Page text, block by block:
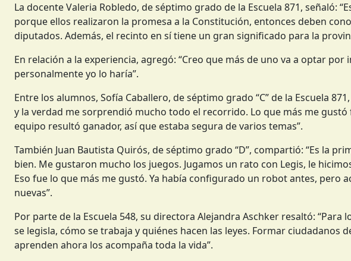
La docente Valeria Robledo, de séptimo grado de la Escuela 871, señaló:
porque ellos realizaron la promesa a la Constitución, entonces deben
diputados. Además, el recinto en sí tiene un gran significado para la
En relación a la experiencia, agregó: “Creo que más de uno va a optar
personalmente yo lo haría”.
Entre los alumnos, Sofía Caballero, de séptimo grado “C” de la Escuela
y la verdad me sorprendió mucho todo el recorrido. Lo que más me
equipo resultó ganador, así que estaba segura de varios temas”.
También Juan Bautista Quirós, de séptimo grado “D”, compartió: “Es la
bien. Me gustaron mucho los juegos. Jugamos un rato con Legis, le
Eso fue lo que más me gustó. Ya había configurado un robot antes, pero
nuevas”.
Por parte de la Escuela 548, su directora Alejandra Aschker resaltó:
se legisla, cómo se trabaja y quiénes hacen las leyes. Formar ciudadanos
aprenden ahora los acompaña toda la vida”.